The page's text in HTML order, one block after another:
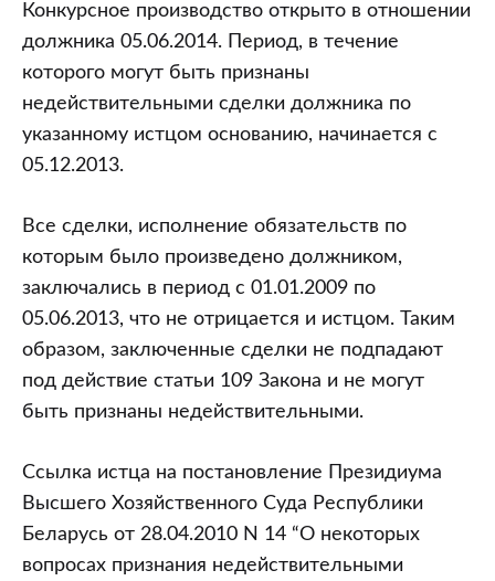
Конкурсное производство открыто в отношении
должника 05.06.2014. Период, в течение
которого могут быть признаны
недействительными сделки должника по
указанному истцом основанию, начинается с
05.12.2013.
Все сделки, исполнение обязательств по
которым было произведено должником,
заключались в период с 01.01.2009 по
05.06.2013, что не отрицается и истцом. Таким
образом, заключенные сделки не подпадают
под действие статьи 109 Закона и не могут
быть признаны недействительными.
Ссылка истца на постановление Президиума
Высшего Хозяйственного Суда Республики
Беларусь от 28.04.2010 N 14 “О некоторых
вопросах признания недействительными